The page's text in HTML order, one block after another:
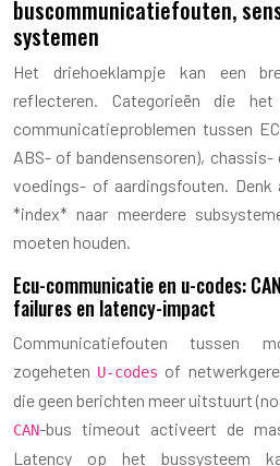
buscommunicatiefouten,
systemen
Het driehoeklampje kan een
reflecteren. Categorieën die
communicatieproblemen tussen
ABS- of bandensensoren),
voedings- of aardingsfouten. Denk
*index* naar meerdere
moeten houden.
Ecu-communicatie en u-codes:
failures en latency-impact
Communicatiefouten tussen
zogeheten U-codes of
die geen berichten meer uitstuurt
CAN-bus timeout activeert de
Latency op het bussysteem